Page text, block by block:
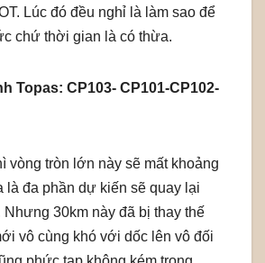
Lúc đó đều nghỉ là làm sao để
chứ thời gian là có thừa.
Topas: CP103- CP101-CP102-
vòng tròn lớn này sẽ mất khoảng
là đa phần dự kiến sẽ quay lại
30km này đã bị thay thế
vô cùng khó với dốc lên vô đối